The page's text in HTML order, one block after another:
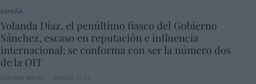
ESPAÑA
Yolanda Díaz, el penúltimo fiasco del Gobierno
Sánchez, escaso en reputación e influencia
internacional: se conforma con ser la número dos
de la OIT